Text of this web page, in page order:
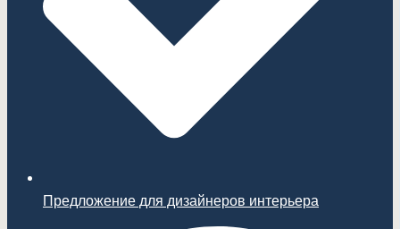
Предложение для дизайнеров интерьера